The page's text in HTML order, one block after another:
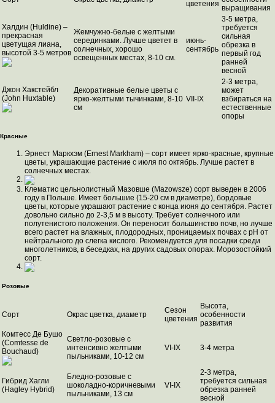
цветения выращивания
Халдин (Huldine) –
прекрасная
цветущая лиана,
высотой 3-5 метров
Жемчужно-белые с желтыми
серединками. Лучше цветет в
солнечных, хорошо
освещенных местах, 8-10 см.
июнь-
сентябрь
3-5 метра,
требуется
сильная
обрезка в
первый год
ранней
весной
Джон Хакстейбл
(John Huxtable)
Декоративные белые цветы с
ярко-желтыми тычинками, 8-10
см
VII-IX
2-3 метра,
может
взбираться на
естественные
опоры
Красные
Эрнест Маркхэм (Ernest Markham) – сорт имеет ярко-красные, крупные
цветы, украшающие растение с июля по октябрь. Лучше растет в
солнечных местах.
Клематис цельнолистный Мазовше (Mazowsze) сорт выведен в 2006
году в Польше. Имеет большие (15-20 см в диаметре), бордовые
цветы, которые украшают растение с конца июня до сентября. Растет
довольно сильно до 2-3,5 м в высоту. Требует солнечного или
полутенистого положения. Он переносит большинство почв, но лучше
всего растет на влажных, плодородных, проницаемых почвах с pH от
нейтрального до слегка кислого. Рекомендуется для посадки среди
многолетников, в беседках, на других садовых опорах. Морозостойкий
сорт.
Розовые
Сорт Окрас цветка, диаметр
Сезон
цветения
Высота,
особенности
развития
Комтесс Де Бушо
(Comtesse de
Bouchaud)
Светло-розовые с
интенсивно желтыми
пыльниками, 10-12 см
VI-IX 3-4 метра
Гибрид Хагли
(Hagley Hybrid)
Бледно-розовые с
шоколадно-коричневыми
пыльниками, 13 см
VI-IX
2-3 метра,
требуется сильная
обрезка ранней
весной